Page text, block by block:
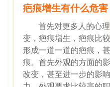
疤痕增生有什么危害
首先对更多人的心
变，疤痕增生，疤痕比
形成一道一道的疤痕，
痕。首先外观的方面的
改变，甚至进一步的影